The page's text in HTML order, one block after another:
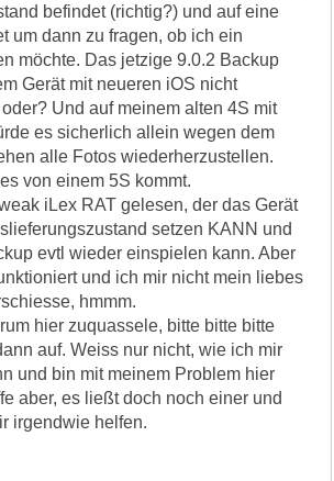
befindet (richtig?) und auf eine
um dann zu fragen, ob ich ein
möchte. Das jetzige 9.0.2 Backup
Gerät mit neueren iOS nicht
Und auf meinem alten 4S mit
es sicherlich allein wegen dem
alle Fotos wiederherzustellen.
von einem 5S kommt.
iLex RAT gelesen, der das Gerät
setzen KANN und
evtl wieder einspielen kann. Aber
und ich mir nicht mein liebes
hmmm.
hier zuquassele, bitte bitte bitte
auf. Weiss nur nicht, wie ich mir
und bin mit meinem Problem hier
aber, es ließt doch noch einer und
irgendwie helfen.